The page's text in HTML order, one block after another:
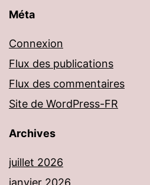
Méta
Connexion
Flux des publications
Flux des commentaires
Site de WordPress-FR
Archives
juillet 2026
janvier 2026